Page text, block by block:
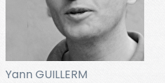
Yann GUILLERM